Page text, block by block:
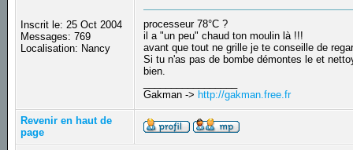
Inscrit le: 25 Oct 2004
Messages: 769
Localisation: Nancy
processeur 78°C ?
il a "un peu" chaud ton moulin là !!!
avant que tout ne grille je te conseille de
Si tu n'as pas de bombe démontes le et
bien.
Gakman -> http://gakman.free.fr
Revenir en haut de
page